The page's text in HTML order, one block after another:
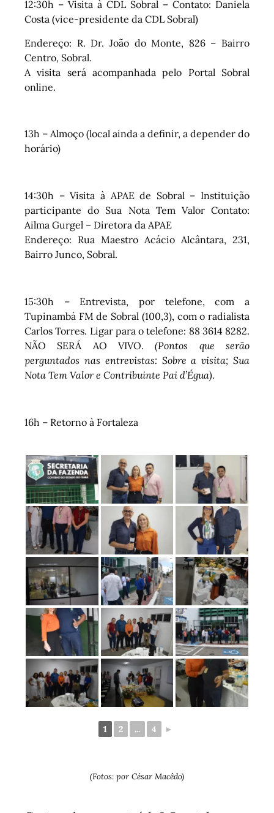
12:30h – Visita à CDL Sobral – Contato: Daniela
Costa (vice-presidente da CDL Sobral)
Endereço: R. Dr. João do Monte, 826 – Bairro
Centro, Sobral.
A visita será acompanhada pelo Portal Sobral
online.
13h – Almoço (local ainda a definir, a depender do
horário)
14:30h – Visita à APAE de Sobral – Instituição
participante do Sua Nota Tem Valor Contato:
Ailma Gurgel – Diretora da APAE
Endereço: Rua Maestro Acácio Alcântara, 231,
Bairro Junco, Sobral.
15:30h – Entrevista, por telefone, com a
Tupinambá FM de Sobral (100,3), com o radialista
Carlos Torres. Ligar para o telefone: 88 3614 8282.
NÃO SERÁ AO VIVO.(Pontos que serão
perguntados nas entrevistas: Sobre a visita; Sua
Nota Tem Valor e Contribuinte Pai d’Égua).
16h – Retorno à Fortaleza
1 2 ... 4 ►
(Fotos: por César Macêdo)